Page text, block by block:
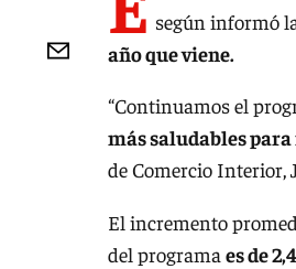
según informó
año que viene.
“Continuamos el
más saludables
de Comercio Interior,
El incremento
del programa es de